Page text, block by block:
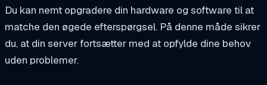
Du kan nemt opgradere din hardware og software til at
matche den øgede efterspørgsel. På denne måde sikrer
du, at din server fortsætter med at opfylde dine behov
uden problemer.